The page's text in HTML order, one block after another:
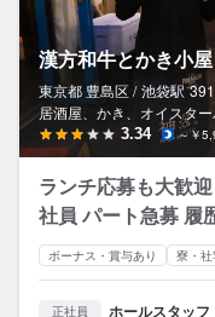
漢方和牛とかき小
東京都 豊島区 / 池袋駅
居酒屋、かき、オイスタ
3.34 ～￥
ランチ応募も大歓
社員 パート急募 履
ボーナス・賞与あり 寮・社
正社員 ホールスタッフ